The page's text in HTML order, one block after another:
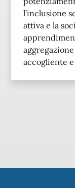
l’inclusione
attiva e la
accogliente